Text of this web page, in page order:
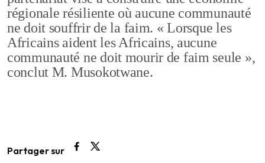
régionale résiliente où aucune communauté
ne doit souffrir de la faim. « Lorsque les
Africains aident les Africains, aucune
communauté ne doit mourir de faim seule »,
conclut M. Musokotwane.
Partager sur